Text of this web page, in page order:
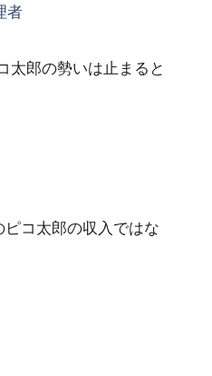
者
太郎の勢いは止まると
コ太郎の収入ではな